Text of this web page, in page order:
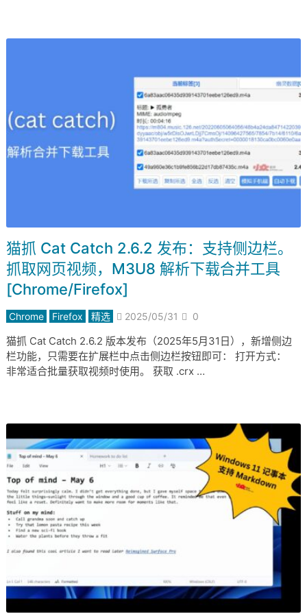
猫抓 Cat Catch 2.6.2 发布：支持侧边栏。
抓取网页视频，M3U8 解析下载合并工具
[Chrome/Firefox]
Chrome Firefox 精选 2025/05/31 0
猫抓 Cat Catch 2.6.2 版本发布（2025年5月31日），新增侧边
栏功能，只需要在扩展栏中点击侧边栏按钮即可： 打开方式：
非常适合批量获取视频时使用。 获取 .crx …